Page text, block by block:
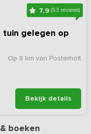
7,9(53 reviews)
gelegen op
Op 8 km van Posterholt
Bekijk details
boeken